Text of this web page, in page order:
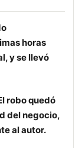
horas
y se llevó
robo quedó
del negocio,
al autor.